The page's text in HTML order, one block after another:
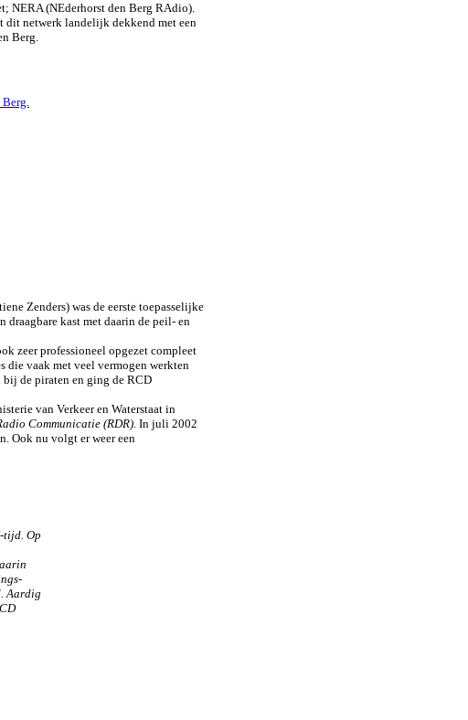
NERA (NEderhorst den Berg RAdio).
dit netwerk landelijk dekkend met een
Berg.
Berg.
Zenders) was de eerste toepasselijke
kast met daarin de peil- en
zeer professioneel opgezet compleet
die vaak met veel vermogen werkten
bij de piraten en ging de RCD
van Verkeer en Waterstaat in
Communicatie (RDR). In juli 2002
Ook nu volgt er weer een
tijd. Op
Aardig